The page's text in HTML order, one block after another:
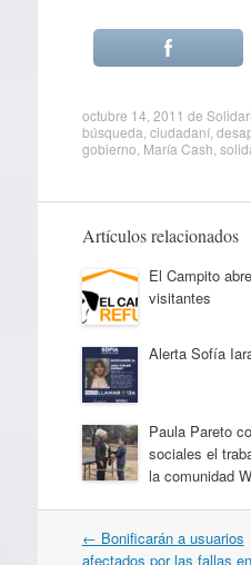
octubre 14, 2011 de
búsqueda ciudadaní,
gobierno María Cash
Artículos relacionados
El Campito
visitantes
Alerta Sofía
Paula Pareto
sociales el
la comunidad
Navegación
por
← Bonificarán a usuarios
afectados por las fallas en